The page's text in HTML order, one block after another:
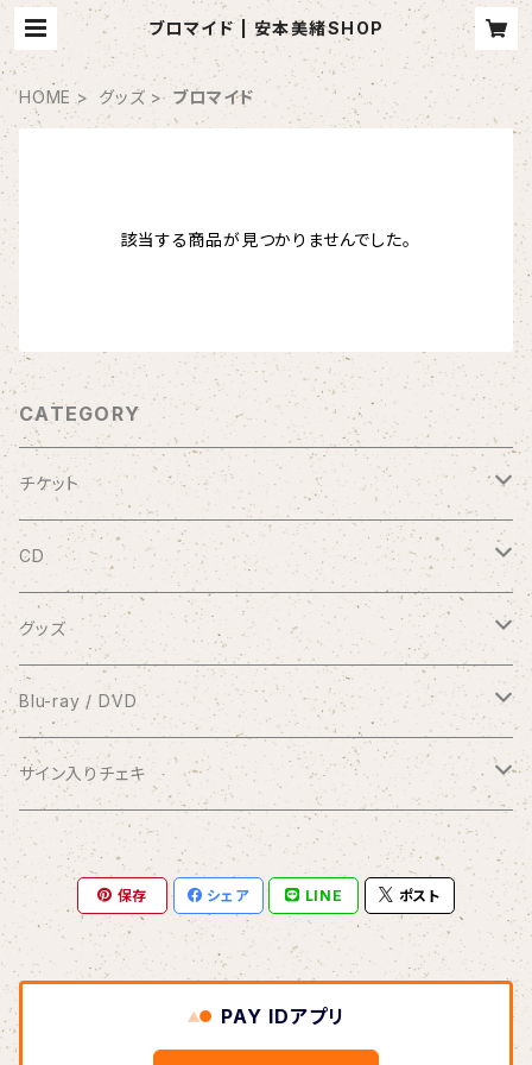
ブロマイド | 安本美緒SHOP
HOME グッズ ブロマイド
該当する商品が見つかりませんでした。
CATEGORY
チケット
9/20 10周年記念コンサート渋谷プレジャープレジャー
有料配信ライブ
1coin配信 クラブ美緒
過去の録画ライブ視聴チケット
1/8 弦カルテットコンサート at 横浜mint hall
CD
シングル
おやすみなさい
花束をあなたに
Piano Letter
ミニアルバム
アナスタシア
明日が聴こえる
selene
フルアルバム
Meditation
写真集つきシングル
アナスタシア（初期ver.）
この夏よ、永遠に
コンピレーションアルバム
Link
グッズ
ブロマイド
10周年メモリアルフォトブック
クリアファイル
缶バッジ
オーダーメイド絵手紙
Blu-ray / DVD
2017.7.2 渋谷プレジャープレジャー
Blu-ray
Blu-ray＆DVDセット
2020.9.20 andante〜your songs〜
Blu-ray
DVD
2021.1.11 渋谷プレジャープレジャー
Blu-ray
2021.1.11 密着ドキュメンタリー映像
サイン入りチェキ
おうちde MIO LIVE
闇チェキ
1/11 ホールコンサート衣装チェキ
保存 シェア LINE ポスト
PAY IDアプリ